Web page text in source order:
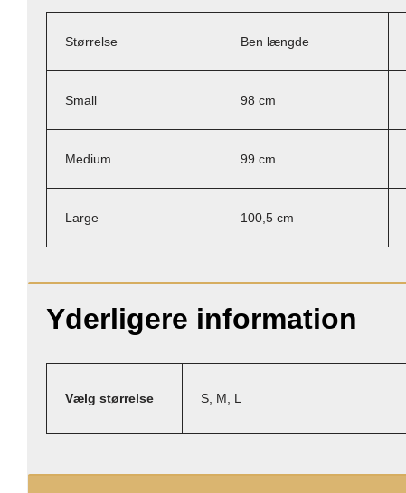
Størrelse Ben længde
Small 98 cm
Medium 99 cm
Large 100,5 cm
Yderligere information
Vælg størrelse S, M, L